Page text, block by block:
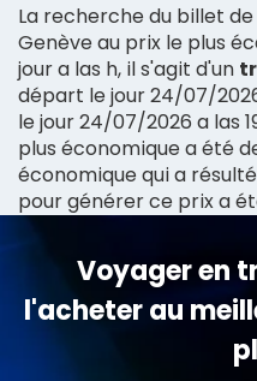
La recherche du billet
Genève au prix le plus
jour a las h, il s'agit d'un
départ le jour 24/07/
le jour 24/07/2026 a las
plus économique a été
économique qui a
pour générer ce prix a
Voyager en
l'acheter au